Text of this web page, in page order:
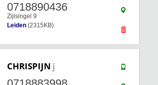
0718890436
Zijlsingel 9
Leiden (2315KB)
CHRISPIJN j